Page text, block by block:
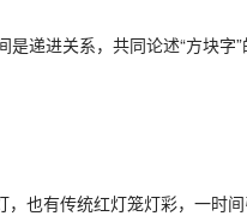
递进关系，共同论述“方块
有传统红灯笼灯彩，一时间